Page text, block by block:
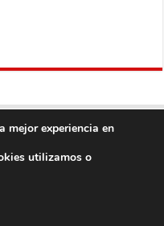
mejor experiencia en
utilizamos o